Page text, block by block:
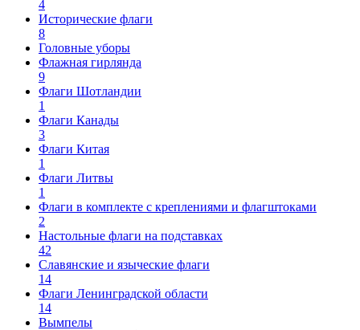
4
Исторические флаги
8
Головные уборы
Флажная гирлянда
9
Флаги Шотландии
1
Флаги Канады
3
Флаги Китая
1
Флаги Литвы
1
Флаги в комплекте с креплениями и флагштоками
2
Настольные флаги на подставках
42
Славянские и языческие флаги
14
Флаги Ленинградской области
14
Вымпелы